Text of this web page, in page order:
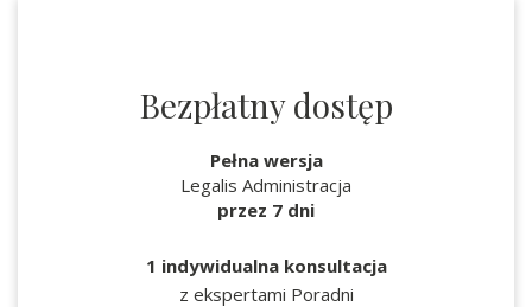
Bezpłatny dostęp
Pełna wersja
Legalis Administracja
przez 7 dni
1 indywidualna konsultacja
z ekspertami Poradni